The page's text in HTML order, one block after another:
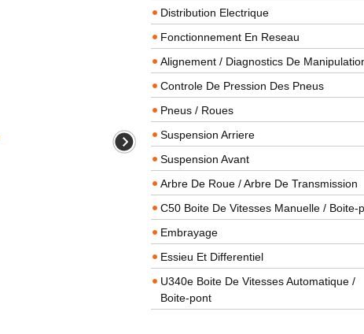
Distribution Electrique
Fonctionnement En Reseau
Alignement / Diagnostics De
Controle De Pression Des Pneus
Pneus / Roues
Suspension Arriere
Suspension Avant
Arbre De Roue / Arbre De Transmission
C50 Boite De Vitesses Manuelle / Boite-
Embrayage
Essieu Et Differentiel
U340e Boite De Vitesses Automatique /
Boite-pont